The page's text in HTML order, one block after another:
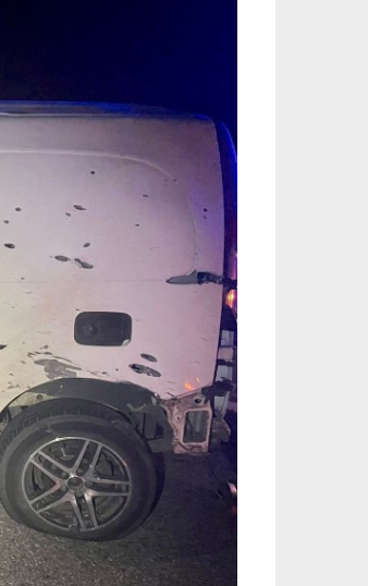
Анна Томілова